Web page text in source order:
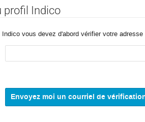
profil Indico
vous devez d'abord vérifier votre